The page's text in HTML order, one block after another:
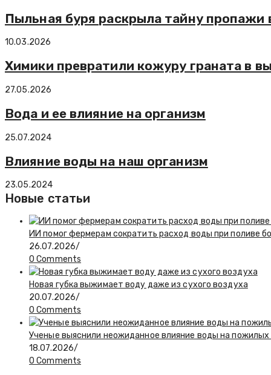
Пыльная буря раскрыла тайну пропажи
10.03.2026
Химики превратили кожуру граната в
27.05.2026
Вода и ее влияние на организм
25.07.2024
Влияние воды на наш организм
23.05.2024
Новые статьи
ИИ помог фермерам сократить расход воды при поливе
26.07.2026/
0 Comments
Новая губка выжимает воду даже из сухого воздуха
20.07.2026/
0 Comments
Ученые выяснили неожиданное влияние воды на
18.07.2026/
0 Comments